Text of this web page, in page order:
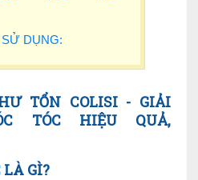
DỤNG:
TỔN COLISI - GIẢI
TÓC HIỆU QUẢ,
LÀ GÌ?